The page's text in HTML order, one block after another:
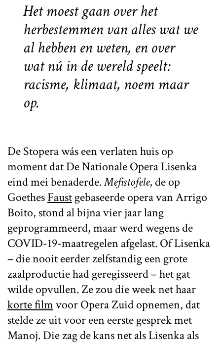
Het moest gaan over het
herbestemmen van alles wat we
al hebben en weten, en over
wat nú in de wereld speelt:
racisme, klimaat, noem maar
op.
De Stopera wás een verlaten huis op
moment dat De Nationale Opera Lisenka
eind mei benaderde.Mefistofele, de op
GoethesFaustgebaseerde opera van Arrigo
Boito, stond al bijna vier jaar lang
geprogrammeerd, maar werd wegens de
COVID-19-maatregelen afgelast. Of Lisenka
– die nooit eerder zelfstandig een grote
zaalproductie had geregisseerd – het gat
wilde opvullen. Ze zou die week net haar
korte filmvoor Opera Zuid opnemen, dat
stelde ze uit voor een eerste gesprek met
Manoj. Die zag de kans net als Lisenka als